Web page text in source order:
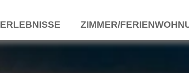
ERLEBNISSE ZIMMER/